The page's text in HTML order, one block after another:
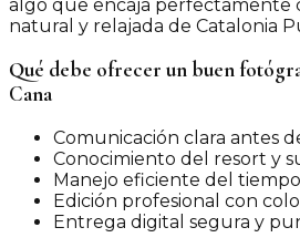
algo que encaja perfectamente
natural y relajada de Catalonia
Qué debe ofrecer un buen
Cana
Comunicación clara antes
Conocimiento del resort y
Manejo eficiente del
Edición profesional con
Entrega digital segura y